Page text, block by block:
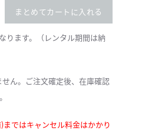
まとめてカートに入れる
ります。（レンタル期間は納
ん。ご注文確定後、在庫確認
ではキャンセル料金はかかり